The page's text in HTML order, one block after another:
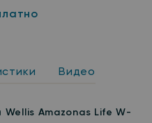
Видео
Wellis Amazonas Life W-